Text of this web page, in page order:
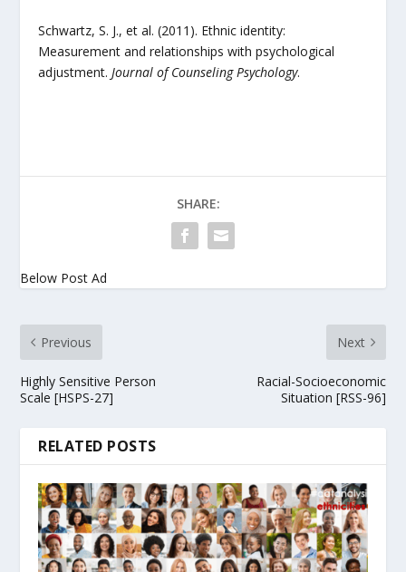
Schwartz, S. J., et al. (2011). Ethnic identity:
Measurement and relationships with psychological
adjustment.Journal of Counseling Psychology.
SHARE:
Below Post Ad
Previous
Highly Sensitive Person
Scale [HSPS-27]
Next
Racial-Socioeconomic
Situation [RSS-96]
RELATED POSTS